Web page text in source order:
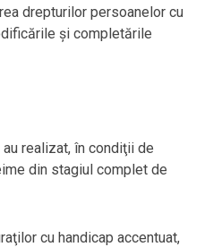
drepturilor persoanelor cu
şi completările
realizat, în condiţii de
din stagiul complet de
cu handicap accentuat,